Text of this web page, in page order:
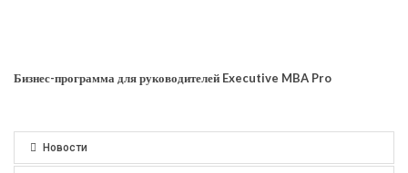
Бизнес-программа для руководителей Executive MBA Pro
Новости